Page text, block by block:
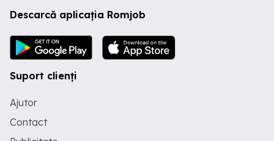
Descarcă aplicația Romjob
Suport clienți
Ajutor
Contact